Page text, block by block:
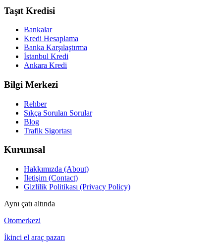
Taşıt Kredisi
Bankalar
Kredi Hesaplama
Banka Karşılaştırma
İstanbul Kredi
Ankara Kredi
Bilgi Merkezi
Rehber
Sıkça Sorulan Sorular
Blog
Trafik Sigortası
Kurumsal
Hakkımızda (About)
İletişim (Contact)
Gizlilik Politikası (Privacy Policy)
Aynı çatı altında
Otomerkezi
İkinci el araç pazarı